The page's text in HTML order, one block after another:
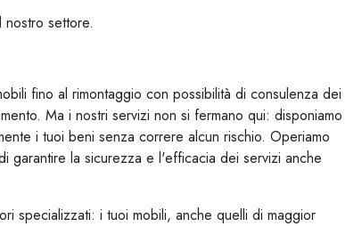
settore.
fino al rimontaggio con possibilità di consulenza dei
Ma i nostri servizi non si fermano qui: disponiamo
i tuoi beni senza correre alcun rischio. Operiamo
garantire la sicurezza e l'efficacia dei servizi anche
specializzati: i tuoi mobili, anche quelli di maggior